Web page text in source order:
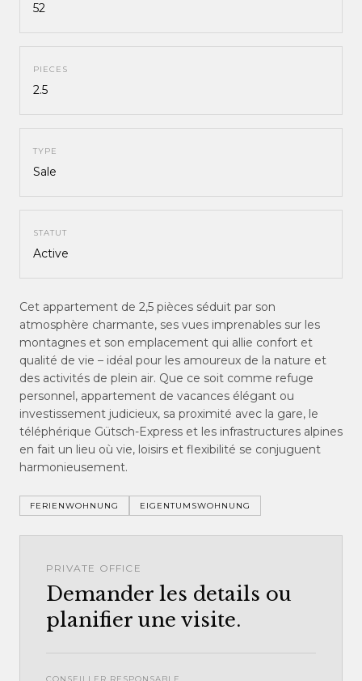
52
PIECES
2.5
TYPE
Sale
STATUT
Active
Cet appartement de 2,5 pièces séduit par son
atmosphère charmante, ses vues imprenables sur les
montagnes et son emplacement qui allie confort et
qualité de vie – idéal pour les amoureux de la nature et
des activités de plein air. Que ce soit comme refuge
personnel, appartement de vacances élégant ou
investissement judicieux, sa proximité avec la gare, le
téléphérique Gütsch-Express et les infrastructures alpines
en fait un lieu où vie, loisirs et flexibilité se conjuguent
harmonieusement.
FERIENWOHNUNG EIGENTUMSWOHNUNG
PRIVATE OFFICE
Demander les details ou
planifier une visite.